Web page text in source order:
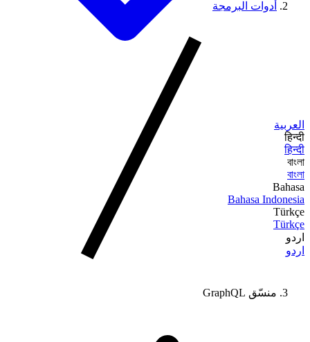
العربية
हिन्दी
हिन्दी
বাংলা
বাংলা
Bahasa
Bahasa Indonesia
Türkçe
Türkçe
اردو
اردو
أدوات البرمجة
منسّق GraphQL